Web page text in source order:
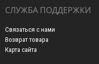
СЛУЖБА ПОДДЕРЖКИ
Связаться с нами
Возврат товара
Карта сайта